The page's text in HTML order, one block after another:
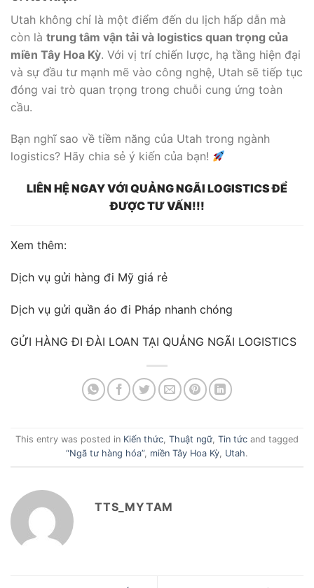
Utah không chỉ là một điểm đến du lịch hấp dẫn mà
còn là trung tâm vận tải và logistics quan trọng của
miền Tây Hoa Kỳ. Với vị trí chiến lược, hạ tầng hiện đại
và sự đầu tư mạnh mẽ vào công nghệ, Utah sẽ tiếp tục
đóng vai trò quan trọng trong chuỗi cung ứng toàn
cầu.
Bạn nghĩ sao về tiềm năng của Utah trong ngành
logistics? Hãy chia sẻ ý kiến của bạn!
LIÊN HỆ NGAY VỚI QUẢNG NGÃI LOGISTICS ĐỂ
ĐƯỢC TƯ VẤN!!!
Xem thêm:
Dịch vụ gửi hàng đi Mỹ giá rẻ
Dịch vụ gửi quần áo đi Pháp nhanh chóng
GỬI HÀNG ĐI ĐÀI LOAN TẠI QUẢNG NGÃI LOGISTICS
This entry was posted in Kiến thức Thuật ngữ Tin tức and tagged
“Ngã tư hàng hóa”, miền Tây Hoa Kỳ Utah.
TTS_MYTAM